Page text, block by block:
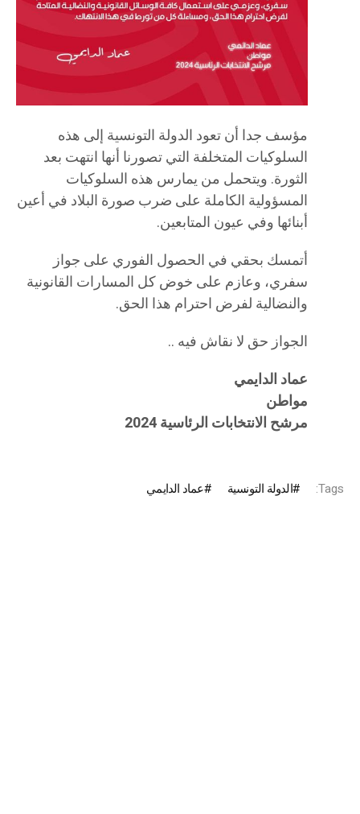
مؤسف جدا أن تعود الدولة التونسية إلى هذه
السلوكيات المتخلفة التي تصورنا أنها انتهت بعد
الثورة. ويتحمل من يمارس هذه السلوكيات
المسؤولية الكاملة على ضرب صورة البلاد في أعين
أبنائها وفي عيون المتابعين.
أتمسك بحقي في الحصول الفوري على جواز
سفري، وعازم على خوض كل المسارات القانونية
والنضالية لفرض احترام هذا الحق.
الجواز حق لا نقاش فيه ..
عماد الدايمي
مواطن
مرشح الانتخابات الرئاسية 2024
Tags: الدولة التونسية عماد الدايمي